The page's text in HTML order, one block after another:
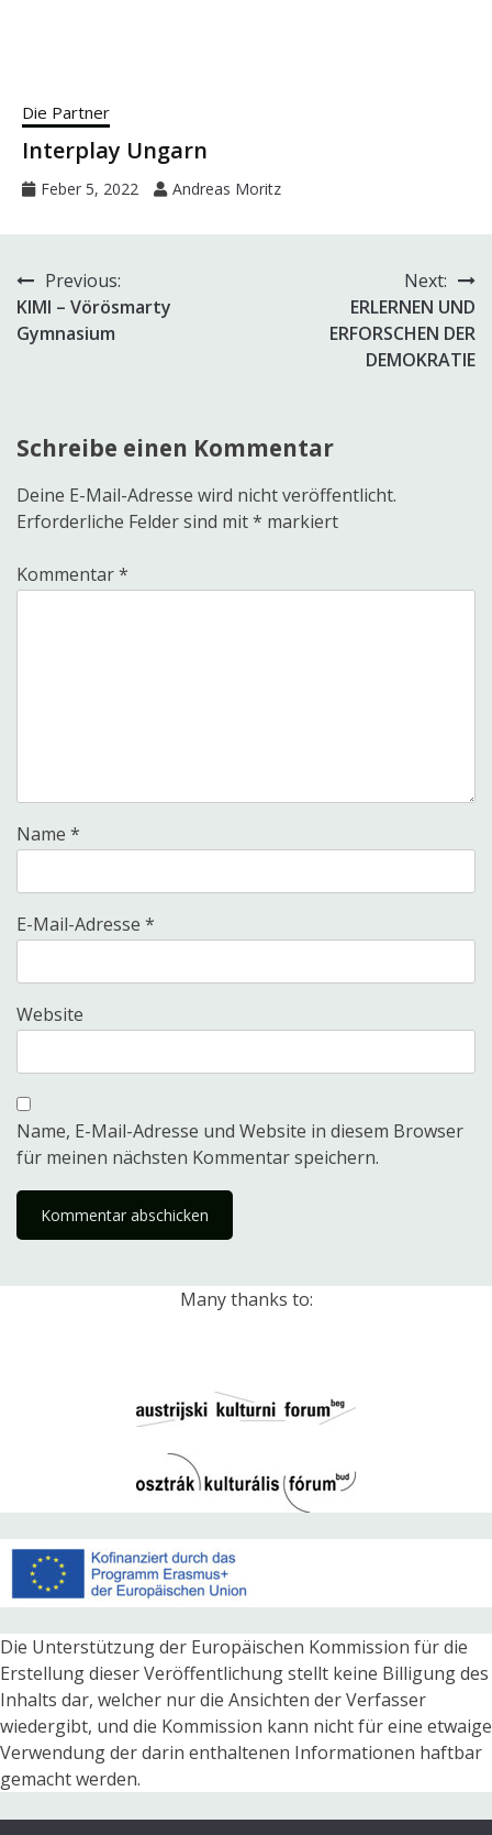
Die Partner
Interplay Ungarn
Feber 5, 2022 Andreas Moritz
Beitragsnavigation
Previous:
KIMI – Vörösmarty
Gymnasium
Next:
ERLERNEN UND
ERFORSCHEN DER
DEMOKRATIE
Schreibe einen Kommentar
Deine E-Mail-Adresse wird nicht veröffentlicht.
Erforderliche Felder sind mit* markiert
Kommentar*
Name *
E-Mail-Adresse *
Website
Name, E-Mail-Adresse und Website in diesem Browser
für meinen nächsten Kommentar speichern.
Many thanks to:
Die Unterstützung der Europäischen Kommission für die
Erstellung dieser Veröffentlichung stellt keine Billigung des
Inhalts dar, welcher nur die Ansichten der Verfasser
wiedergibt, und die Kommission kann nicht für eine etwaige
Verwendung der darin enthaltenen Informationen haftbar
gemacht werden.